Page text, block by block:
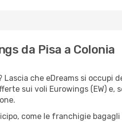
da Pisa a Colonia
Lascia che eDreams si
sui voli Eurowings (EW) e,
come le franchigie bagagli